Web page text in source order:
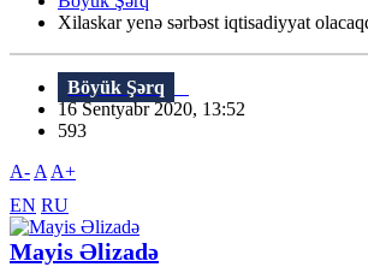
Xilaskar yenə sərbəst iqtisadiyyat
Böyük Şərq
16 Sentyabr 2020, 13:52
593
A- A A+
EN RU
Mayis Əlizadə